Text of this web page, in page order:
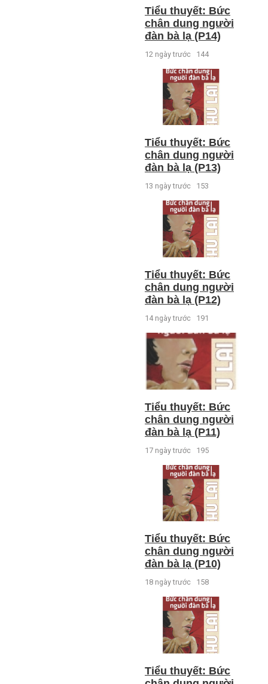
Tiểu thuyết: Bức
chân dung người
đàn bà lạ (P14)
12 ngày trước 144
Tiểu thuyết: Bức
chân dung người
đàn bà lạ (P13)
13 ngày trước 153
Tiểu thuyết: Bức
chân dung người
đàn bà lạ (P12)
14 ngày trước 191
Tiểu thuyết: Bức
chân dung người
đàn bà lạ (P11)
17 ngày trước 195
Tiểu thuyết: Bức
chân dung người
đàn bà lạ (P10)
18 ngày trước 158
Tiểu thuyết: Bức